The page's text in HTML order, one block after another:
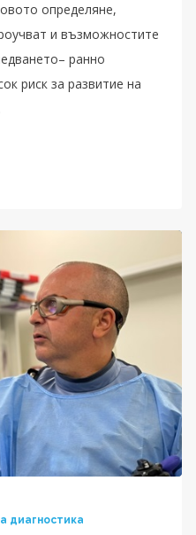
определяне,
и възможностите
ранно
риск за развитие на
диагностика